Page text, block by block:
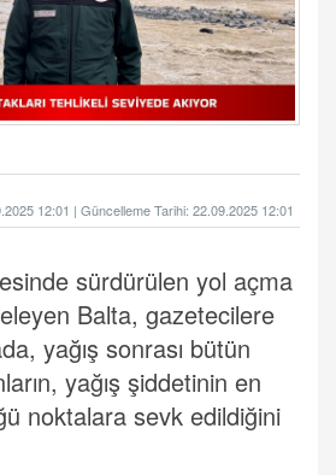
12:01 | Güncelleme Tarihi: 22.09.2025 12:01
sürdürülen yol açma
Balta, gazetecilere
yağış sonrası bütün
yağış şiddetinin en
noktalara sevk edildiğini